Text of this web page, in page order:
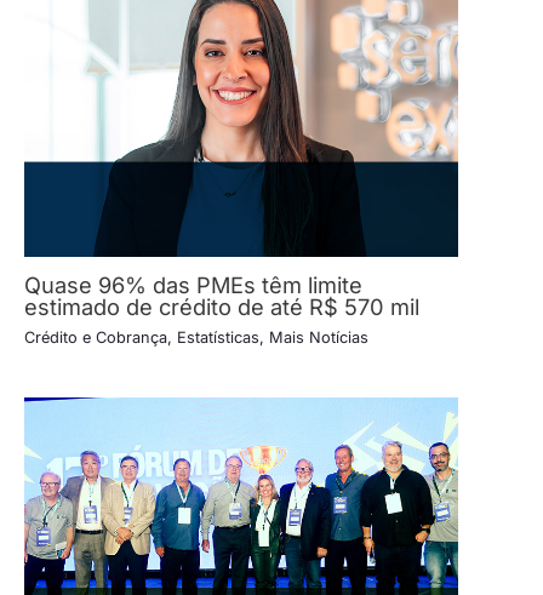
Quase 96% das PMEs têm limite
estimado de crédito de até R$ 570 mil
Crédito e Cobrança, Estatísticas, Mais Notícias